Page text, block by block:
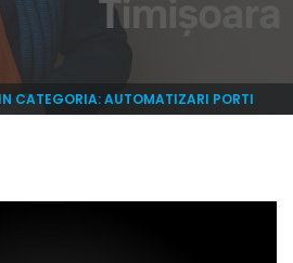
CATEGORIA: AUTOMATIZARI PORTI